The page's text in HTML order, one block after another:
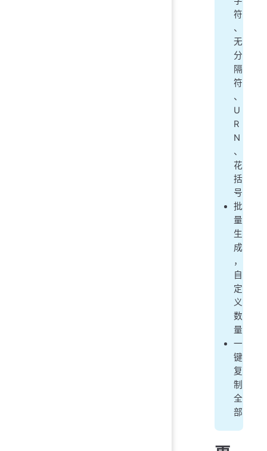
符
、
无
分
隔
符
、
U
R
N
、
花
括
号
批
量
生
成
，
自
定
义
数
量
一
键
复
制
全
部